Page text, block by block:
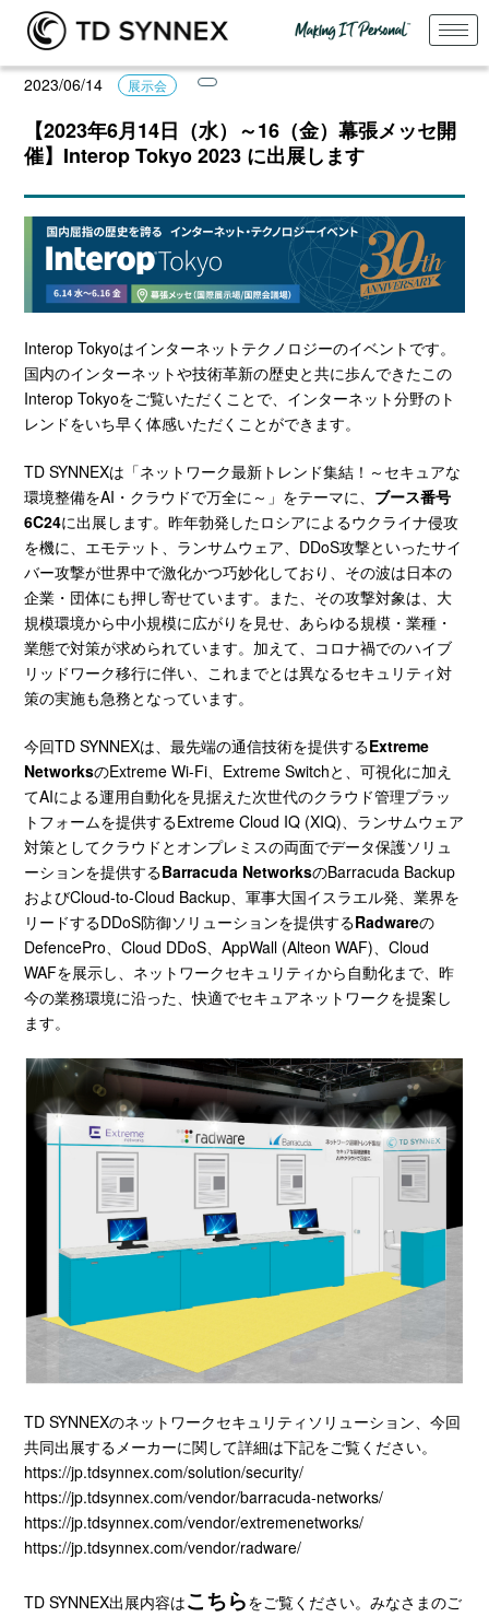
2023/06/14 展示会
【2023年6月14日（水）～16（金）幕張メッセ開
催】Interop Tokyo 2023 に出展します
Interop Tokyoはインターネットテクノロジーのイベントです。
国内のインターネットや技術革新の歴史と共に歩んできたこの
Interop Tokyoをご覧いただくことで、インターネット分野のト
レンドをいち早く体感いただくことができます。
TD SYNNEXは「ネットワーク最新トレンド集結！～セキュアな
環境整備をAI・クラウドで万全に～」をテーマに、 ブース番号
6C24に出展します。昨年勃発したロシアによるウクライナ侵攻
を機に、エモテット、ランサムウェア、DDoS攻撃といったサイ
バー攻撃が世界中で激化かつ巧妙化しており、その波は日本の
企業・団体にも押し寄せています。また、その攻撃対象は、大
規模環境から中小規模に広がりを見せ、あらゆる規模・業種・
業態で対策が求められています。加えて、コロナ禍でのハイブ
リッドワーク移行に伴い、これまでとは異なるセキュリティ対
策の実施も急務となっています。
今回TD SYNNEXは、最先端の通信技術を提供するExtreme
NetworksのExtreme Wi-Fi、Extreme Switchと、可視化に加え
てAIによる運用自動化を見据えた次世代のクラウド管理プラッ
トフォームを提供するExtreme Cloud IQ (XIQ)、ランサムウェア
対策としてクラウドとオンプレミスの両面でデータ保護ソリュ
ーションを提供するBarracuda NetworksのBarracuda Backup
およびCloud-to-Cloud Backup、軍事大国イスラエル発、業界を
リードするDDoS防御ソリューションを提供するRadwareの
DefencePro、Cloud DDoS、AppWall (Alteon WAF)、Cloud
WAFを展示し、ネットワークセキュリティから自動化まで、昨
今の業務環境に沿った、快適でセキュアネットワークを提案し
ます。
TD SYNNEXのネットワークセキュリティソリューション、今回
共同出展するメーカーに関して詳細は下記をご覧ください。
https://jp.tdsynnex.com/solution/security/
https://jp.tdsynnex.com/vendor/barracuda-networks/
https://jp.tdsynnex.com/vendor/extremenetworks/
https://jp.tdsynnex.com/vendor/radware/
TD SYNNEX出展内容はこちらをご覧ください。みなさまのご